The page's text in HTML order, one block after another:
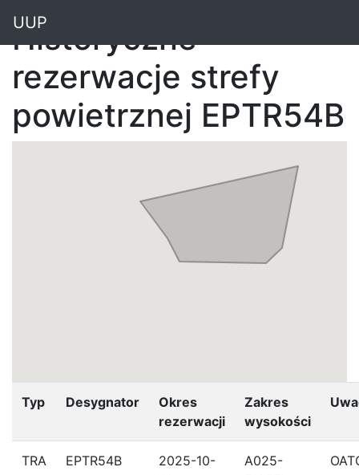
UUP
Historyczne
rezerwacje strefy
powietrznej EPTR54B
Typ Desygnator
Okres
rezerwacji
Zakres
wysokości
TRA EPTR54B
2025-10-
A025-